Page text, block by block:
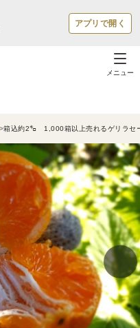
アプリで開く
メニュー
箱込約2㌔ 1,000箱以上売れるゲリラセ